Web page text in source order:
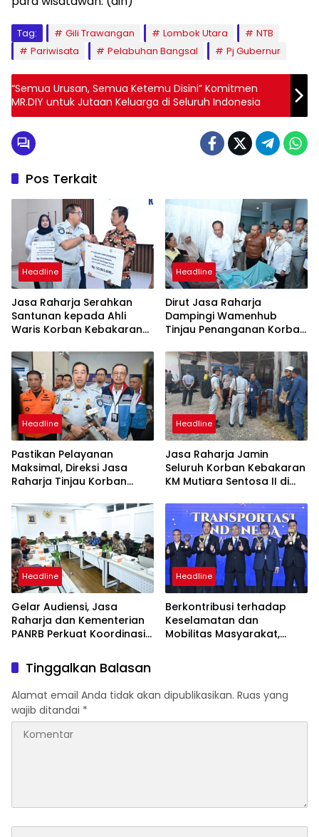
Tag: Gili Trawangan Lombok Utara
NTB
Pariwisata
Pelabuhan Bangsal Pj Gubernur
“Semua Urusan, Semua Ketemu Disini” Komitmen
MR.DIY untuk Jutaan Keluarga di Seluruh Indonesia
Pos Terkait
Headline
Jasa Raharja Serahkan
Santunan kepada Ahli
Waris Korban Kebakaran
Headline
Dirut Jasa Raharja
Dampingi Wamenhub
Tinjau Penanganan Korban
PHC Surabaya
Headline
Pastikan Pelayanan
Maksimal, Direksi Jasa
Raharja Tinjau Korban
Sentosa II
Headline
Jasa Raharja Jamin
Seluruh Korban Kebakaran
KM Mutiara Sentosa II di
Headline
Gelar Audiensi, Jasa
Raharja dan Kementerian
PANRB Perkuat Koordinasi
dan SWDKLLJ
Headline
Berkontribusi terhadap
Keselamatan dan
Mobilitas Masyarakat,
Awards 2026
Tinggalkan Balasan
Alamat email Anda tidak akan dipublikasikan. Ruas yang
wajib ditandai *